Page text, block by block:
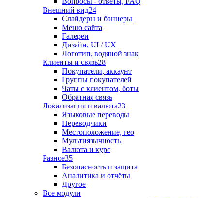
Внешний вид24
Слайдеры и баннеры
Меню сайта
Галереи
Дизайн, UI / UX
Логотип, водяной знак
Клиенты и связь28
Покупатели, аккаунт
Группы покупателей
Чаты с клиентом, боты
Обратная связь
Локализация и валюта23
Языковые переводы
Переводчики
Местоположение, гео
Мультиязычность
Валюта и курс
Разное35
Безопасность и защита
Аналитика и отчёты
Другое
Все модули